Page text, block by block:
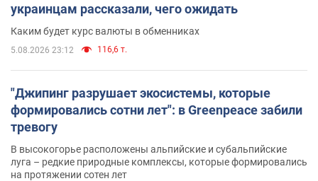
украинцам рассказали, чего ожидать
Каким будет курс валюты в обменниках
5.08.2026 23:12 116,6 т.
"Джипинг разрушает экосистемы, которые
формировались сотни лет": в Greenpeace забили
тревогу
В высокогорье расположены альпийские и субальпийские
луга – редкие природные комплексы, которые формировались
на протяжении сотен лет